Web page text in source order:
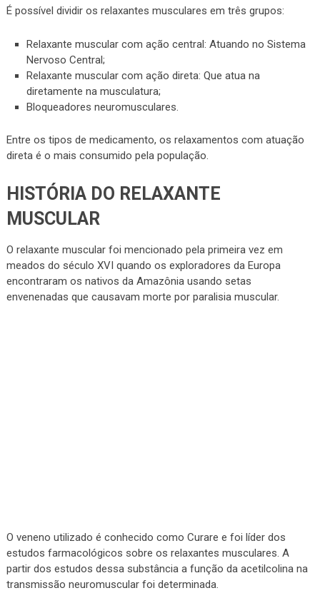
É possível dividir os relaxantes musculares em três grupos:
Relaxante muscular com ação central: Atuando no Sistema
Nervoso Central;
Relaxante muscular com ação direta: Que atua na
diretamente na musculatura;
Bloqueadores neuromusculares.
Entre os tipos de medicamento, os relaxamentos com atuação
direta é o mais consumido pela população.
HISTÓRIA DO RELAXANTE
MUSCULAR
O relaxante muscular foi mencionado pela primeira vez em
meados do século XVI quando os exploradores da Europa
encontraram os nativos da Amazônia usando setas
envenenadas que causavam morte por paralisia muscular.
O veneno utilizado é conhecido como Curare e foi líder dos
estudos farmacológicos sobre os relaxantes musculares. A
partir dos estudos dessa substância a função da acetilcolina na
transmissão neuromuscular foi determinada.